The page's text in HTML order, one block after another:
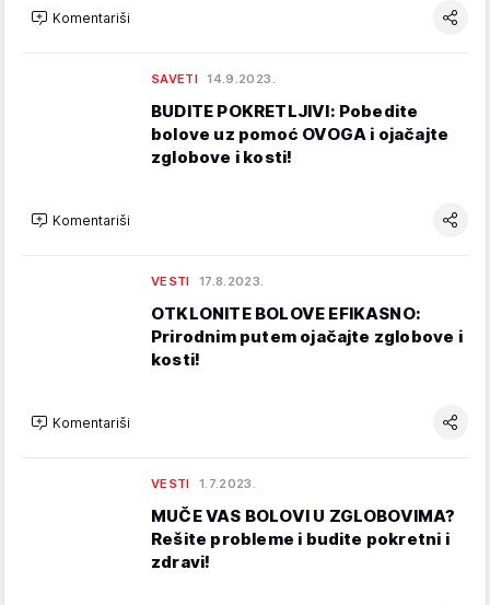
Komentariši
SAVETI 14.9.2023.
BUDITE POKRETLJIVI: Pobedite
bolove uz pomoć OVOGA i ojačajte
zglobove i kosti!
Komentariši
VESTI 17.8.2023.
OTKLONITE BOLOVE EFIKASNO:
Prirodnim putem ojačajte zglobove i
kosti!
Komentariši
VESTI 1.7.2023.
MUČE VAS BOLOVI U ZGLOBOVIMA?
Rešite probleme i budite pokretni i
zdravi!